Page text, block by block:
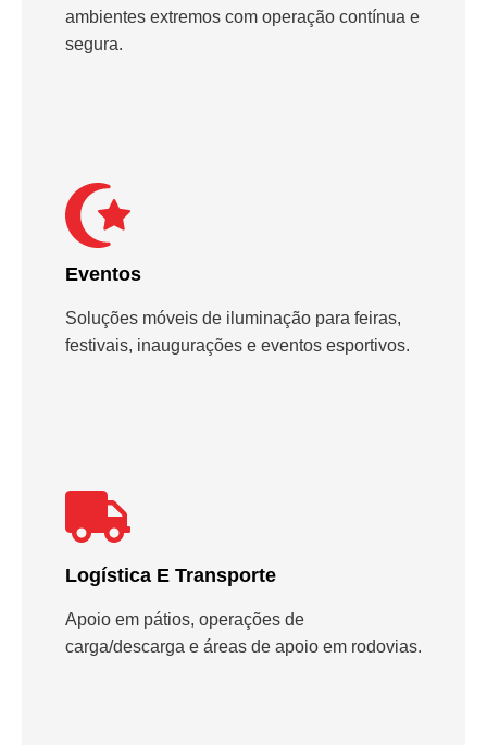
ambientes extremos com operação contínua e
segura.
Eventos
Soluções móveis de iluminação para feiras,
festivais, inaugurações e eventos esportivos.
Logística E Transporte
Apoio em pátios, operações de
carga/descarga e áreas de apoio em rodovias.